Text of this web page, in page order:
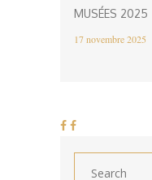
MUSÉES 2025
17 novembre 2025